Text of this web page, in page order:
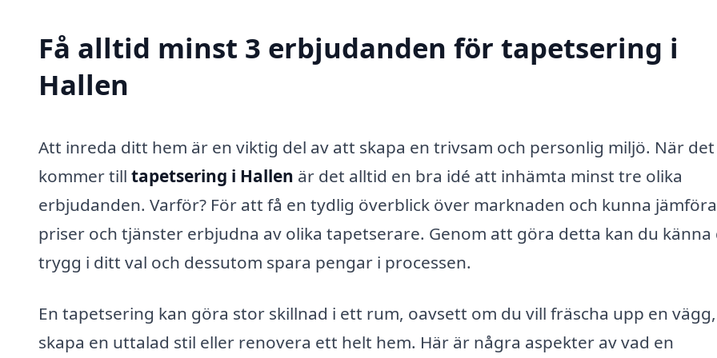
Få alltid minst 3 erbjudanden för tapetsering i
Hallen
Att inreda ditt hem är en viktig del av att skapa en trivsam och personlig miljö. När det
kommer till tapetsering i Hallen är det alltid en bra idé att inhämta minst tre olika
erbjudanden. Varför? För att få en tydlig överblick över marknaden och kunna jämföra
priser och tjänster erbjudna av olika tapetserare. Genom att göra detta kan du känna
trygg i ditt val och dessutom spara pengar i processen.
En tapetsering kan göra stor skillnad i ett rum, oavsett om du vill fräscha upp en vägg,
skapa en uttalad stil eller renovera ett helt hem. Här är några aspekter av vad en